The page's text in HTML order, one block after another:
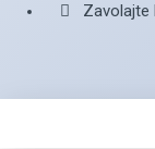
Zavolajte